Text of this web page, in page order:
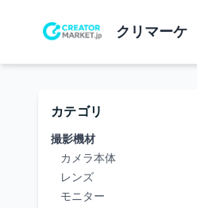
クリマーケ
カテゴリ
撮影機材
カメラ本体
レンズ
モニター